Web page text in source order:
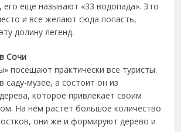
его еще называют «33 водопада». Это
и все желают сюда попасть,
долину легенд.
Сочи
посещают практически все туристы.
саду-музее, а состоит он из
которое привлекает своим
На нем растет большое количество
они же и формируют дерево и